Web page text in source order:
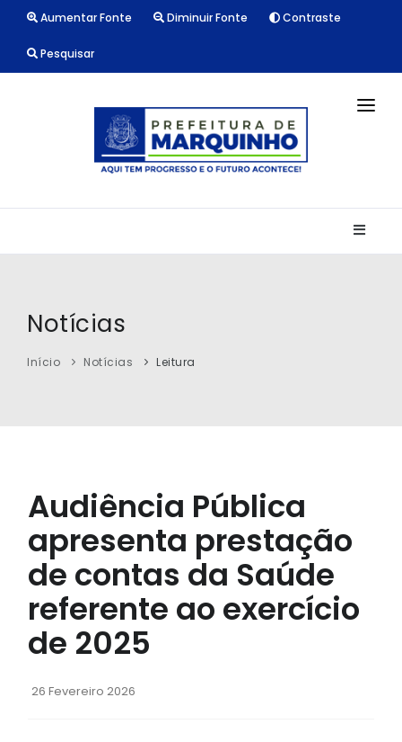
Aumentar Fonte Diminuir Fonte Contraste
Pesquisar
CONTATO
Notícias
Início Notícias Leitura
Audiência Pública
apresenta prestação
de contas da Saúde
referente ao exercício
de 2025
26 Fevereiro 2026